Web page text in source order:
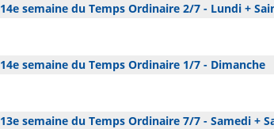
14e semaine du Temps Ordinaire 2/7 - Lundi +
14e semaine du Temps Ordinaire 1/7 - Dimanche
13e semaine du Temps Ordinaire 7/7 - Samedi +